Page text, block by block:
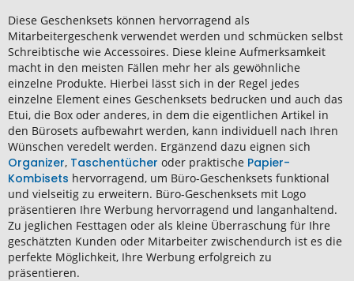
Diese Geschenksets können hervorragend als
Mitarbeitergeschenk verwendet werden und schmücken selbst
Schreibtische wie Accessoires. Diese kleine Aufmerksamkeit
macht in den meisten Fällen mehr her als gewöhnliche
einzelne Produkte. Hierbei lässt sich in der Regel jedes
einzelne Element eines Geschenksets bedrucken und auch das
Etui, die Box oder anderes, in dem die eigentlichen Artikel in
den Bürosets aufbewahrt werden, kann individuell nach Ihren
Wünschen veredelt werden. Ergänzend dazu eignen sich
Organizer, Taschentücher oder praktische Papier-
Kombisets hervorragend, um Büro-Geschenksets funktional
und vielseitig zu erweitern. Büro-Geschenksets mit Logo
präsentieren Ihre Werbung hervorragend und langanhaltend.
Zu jeglichen Festtagen oder als kleine Überraschung für Ihre
geschätzten Kunden oder Mitarbeiter zwischendurch ist es die
perfekte Möglichkeit, Ihre Werbung erfolgreich zu
präsentieren.